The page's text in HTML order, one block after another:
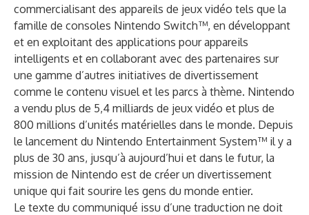
commercialisant des appareils de jeux vidéo tels que la
famille de consoles Nintendo Switch™, en développant
et en exploitant des applications pour appareils
intelligents et en collaborant avec des partenaires sur
une gamme d’autres initiatives de divertissement
comme le contenu visuel et les parcs à thème. Nintendo
a vendu plus de 5,4 milliards de jeux vidéo et plus de
800 millions d’unités matérielles dans le monde. Depuis
le lancement du Nintendo Entertainment System™ il y a
plus de 30 ans, jusqu’à aujourd’hui et dans le futur, la
mission de Nintendo est de créer un divertissement
unique qui fait sourire les gens du monde entier.
Le texte du communiqué issu d’une traduction ne doit